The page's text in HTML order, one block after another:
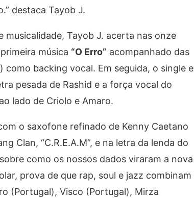
destaca Tayob J.
Tayob J. acerta nas onze
música “O Erro” acompanhado das
backing vocal. Em seguida, o single e
pesada de Rashid e a força vocal do
lado de Criolo e Amaro.
o saxofone refinado de Kenny Caetano
Clan, “C.R.E.A.M”, e na letra da lenda do
como os nossos dados viraram a nova
prova de que rap, soul e jazz combinam
(Portugal), Visco (Portugal), Mirza